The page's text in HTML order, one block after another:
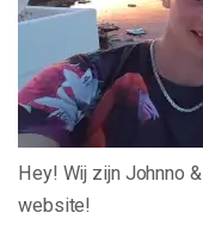
Hey! Wij zijn Johnno
website!